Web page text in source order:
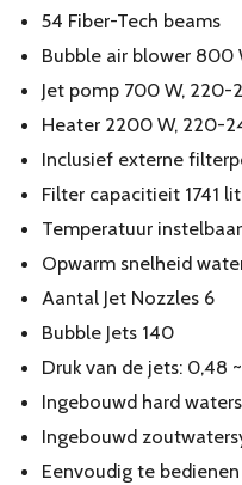
54 Fiber-Tech beams
Bubble air blower 800
Jet pomp 700 W, 220-
Heater 2200 W, 220-
Inclusief externe
Filter capacitieit 1741
Temperatuur
Opwarm snelheid
Aantal Jet Nozzles 6
Bubble Jets 140
Druk van de jets: 0,48
Ingebouwd hard
Ingebouwd
Eenvoudig te